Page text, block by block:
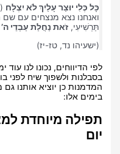
כָּל כְּלִי יוּצַר עָלַיִךְ לֹא יִצְלָח
ואנחנו נצא מנצחים עם שם
תַּרְשִׁיעִי,זֹאת נַחֲלַת עַבְדֵי
(ישעיהו נד, טז-יז)
לפי הדיווחים, נכונו לנו
בסבלנות ולשפוך שיח לפני
המדמנות כן יוציא אותנו
בימים אלו:
תפילה מיוחדת
יום